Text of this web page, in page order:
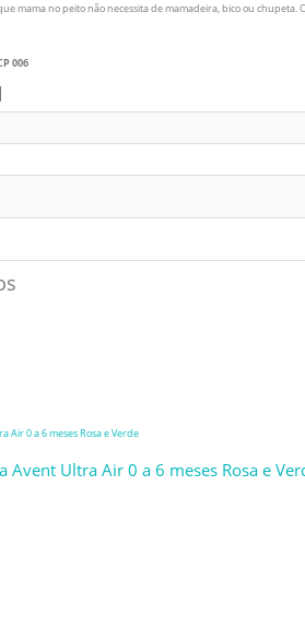
mama no peito não necessita de mamadeira, bico ou
006
Avent Ultra Air 0 a 6 meses Rosa e